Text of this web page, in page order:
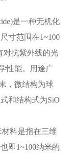
是一种无机化
寸范围在1~100
对抗紫外线的光
性能。用途广
，微结构为球
和结构式为SiO
料是指在三维
即1~100纳米的